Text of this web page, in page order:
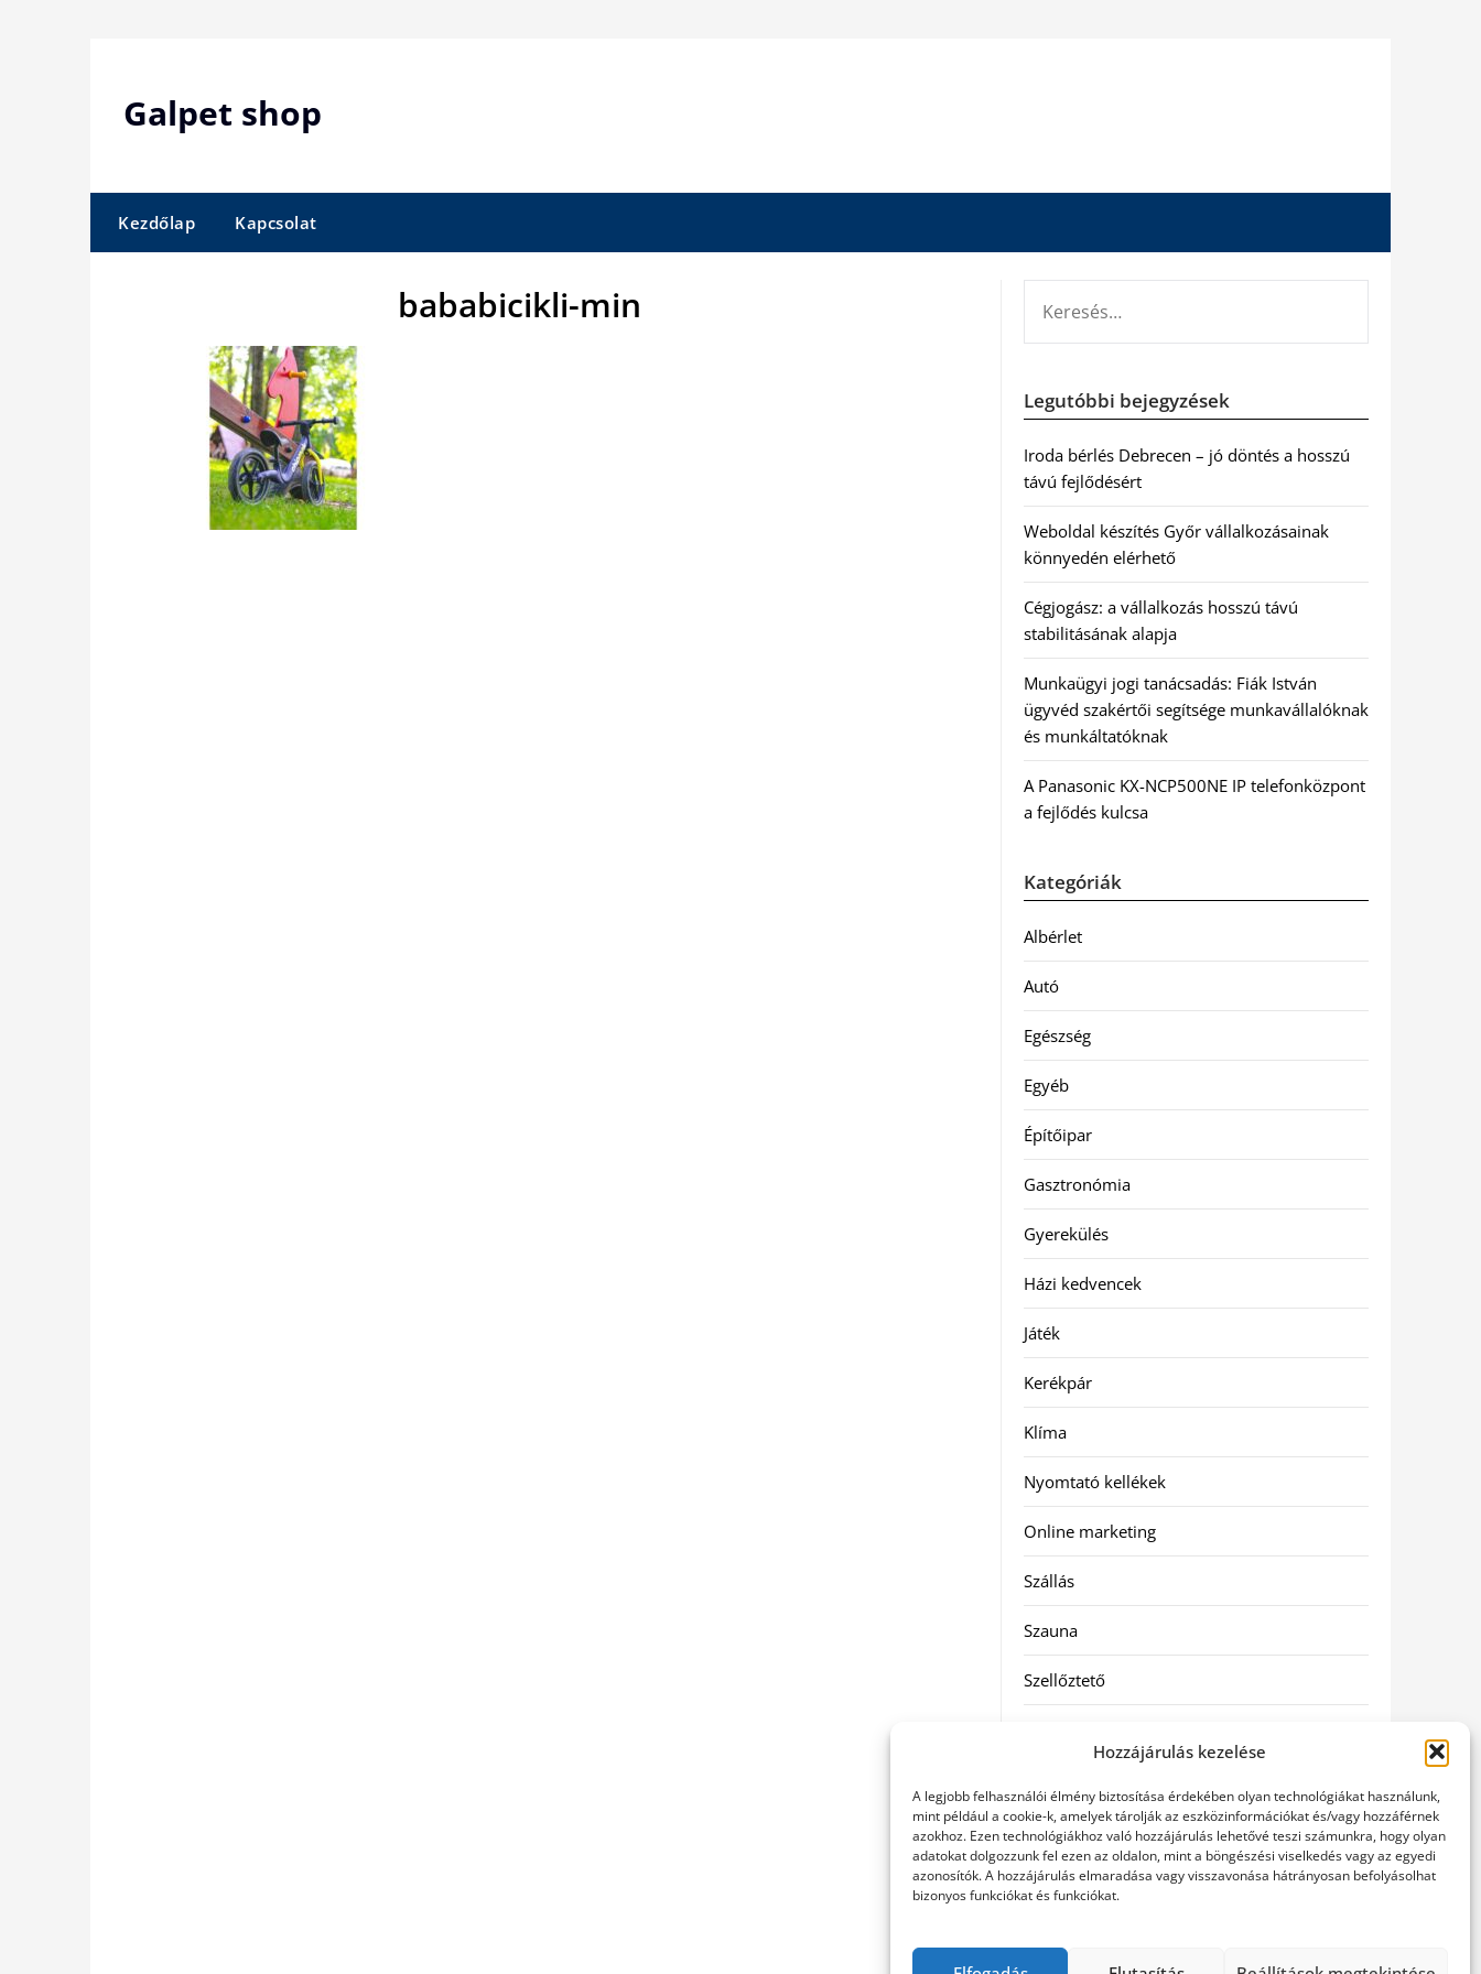
Hozzájárulás kezelése
A legjobb felhasználói élmény biztosítása érdekében olyan technológiákat használunk,
mint például a cookie-k, amelyek tárolják az eszközinformációkat és/vagy hozzáférnek
azokhoz. Ezen technológiákhoz való hozzájárulás lehetővé teszi számunkra, hogy olyan
adatokat dolgozzunk fel ezen az oldalon, mint a böngészési viselkedés vagy az egyedi
azonosítók. A hozzájárulás elmaradása vagy visszavonása hátrányosan befolyásolhat
bizonyos funkciókat és funkciókat.
Galpet shop
Kezdőlap Kapcsolat
bababicikli-min
Legutóbbi bejegyzések
Iroda bérlés Debrecen – jó döntés a hosszú
távú fejlődésért
Weboldal készítés Győr vállalkozásainak
könnyedén elérhető
Cégjogász: a vállalkozás hosszú távú
stabilitásának alapja
Munkaügyi jogi tanácsadás: Fiák István
ügyvéd szakértői segítsége munkavállalóknak
és munkáltatóknak
A Panasonic KX-NCP500NE IP telefonközpont
a fejlődés kulcsa
Kategóriák
Albérlet
Autó
Egészség
Egyéb
Építőipar
Gasztronómia
Gyerekülés
Házi kedvencek
Játék
Kerékpár
Klíma
Nyomtató kellékek
Online marketing
Szállás
Szauna
Szellőztető
Utazás
Vásárlás